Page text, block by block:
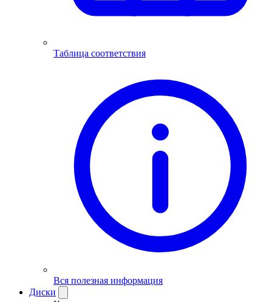
Таблица соответствия
Вся полезная информация
Диски